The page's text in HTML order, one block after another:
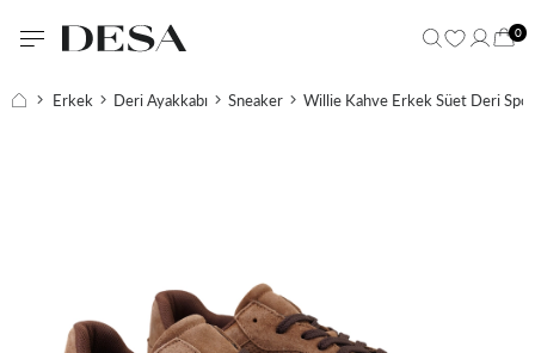
0
Erkek Deri Ayakkabı Sneaker Willie Kahve Erkek Süet Deri Spor